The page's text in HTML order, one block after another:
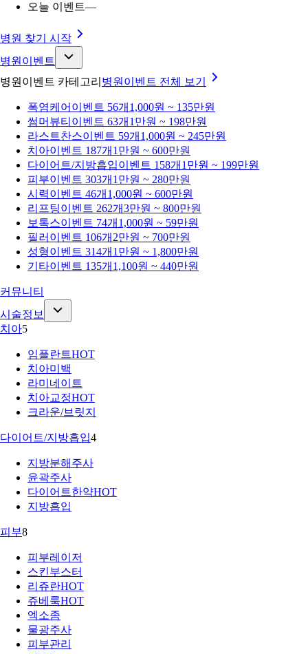
오늘 이벤트—
병원 찾기 시작
병원이벤트
병원이벤트 카테고리 병원이벤트 전체 보기
폭염케어 이벤트 56개 1,000원 ~ 135만원
썸머뷰티 이벤트 63개 1만원 ~ 198만원
라스트찬스이벤트 59개 1,000원 ~ 245만원
치아이벤트 187개 1만원 ~ 600만원
다이어트/지방흡입이벤트 158개 1만원 ~ 199만원
피부이벤트 303개 1만원 ~ 280만원
시력이벤트 46개 1,000원 ~ 600만원
리프팅이벤트 262개3만원 ~ 800만원
보톡스이벤트 74개 1,000원 ~ 59만원
필러 이벤트 106개 2만원 ~ 700만원
성형이벤트 314개 1만원 ~ 1,800만원
기타이벤트 135개 1,100원 ~ 440만원
커뮤니티
시술정보
치아5
임플란트HOT
치아미백
라미네이트
치아교정HOT
크라운/브릿지
다이어트/지방흡입4
지방분해주사
윤곽주사
다이어트한약HOT
지방흡입
피부8
피부레이저
스킨부스터
리쥬란HOT
쥬베룩HOT
엑소좀
물광주사
피부관리